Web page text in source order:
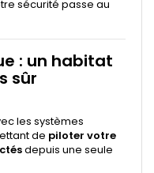
sécurité passe au
: un habitat
sûr
les systèmes
de piloter votre
depuis une seule